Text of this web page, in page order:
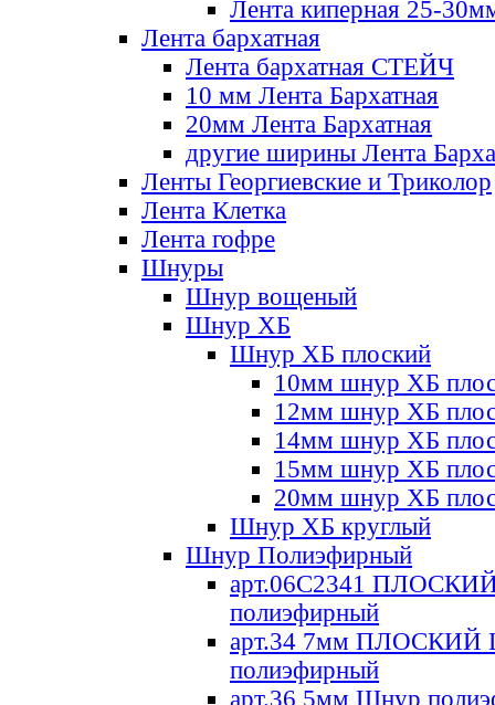
Лента киперная 25-
Лента бархатная
Лента бархатная СТЕЙЧ
10 мм Лента Бархатная
20мм Лента Бархатная
другие ширины Лента
Ленты Георгиевские и Триколор
Лента Клетка
Лента гофре
Шнуры
Шнур вощеный
Шнур ХБ
Шнур ХБ плоский
10мм шнур ХБ
12мм шнур ХБ
14мм шнур ХБ
15мм шнур ХБ
20мм шнур ХБ
Шнур ХБ круглый
Шнур Полиэфирный
арт.06С2341
полиэфирный
арт.34 7мм ПЛОСКИЙ
полиэфирный
арт.36 5мм Шнур